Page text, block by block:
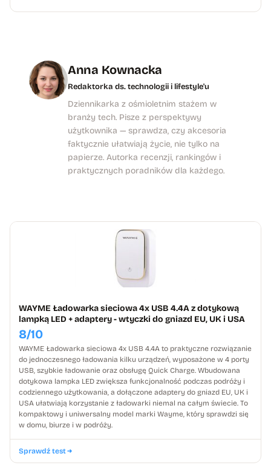
Anna Kownacka
Redaktorka ds. technologii i lifestyle'u
Dziennikarka z ośmioletnim stażem w
branży tech. Pisze z perspektywy
użytkownika — sprawdza, czy akcesoria
faktycznie ułatwiają życie, nie tylko na
papierze. Autorka recenzji, rankingów i
praktycznych poradników dla każdego.
WAYME Ładowarka sieciowa 4x USB 4.4A z dotykową
lampką LED + adaptery - wtyczki do gniazd EU, UK i USA
8/10
WAYME Ładowarka sieciowa 4x USB 4.4A to praktyczne rozwiązanie
do jednoczesnego ładowania kilku urządzeń, wyposażone w 4 porty
USB, szybkie ładowanie oraz obsługę Quick Charge. Wbudowana
dotykowa lampka LED zwiększa funkcjonalność podczas podróży i
codziennego użytkowania, a dołączone adaptery do gniazd EU, UK i
USA ułatwiają korzystanie z ładowarki niemal na całym świecie. To
kompaktowy i uniwersalny model marki Wayme, który sprawdzi się
w domu, biurze i w podróży.
Sprawdź test